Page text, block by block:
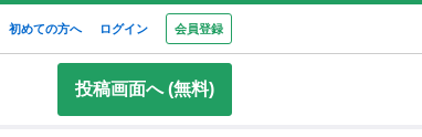
初めての方へ ログイン 会員登録
投稿画面へ (無料)